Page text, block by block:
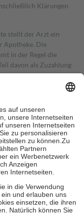
Klärungen
stellt der Arzt ein
Apotheke. Die
in der Regel die
davon als Zuzahlung
in Höhe von zehn
als die tatsächlichen
Online-Apotheken.
beträgt die
Euro je
eigene Gesundheit zu
zu unterstützen,
18. Lebensjahr